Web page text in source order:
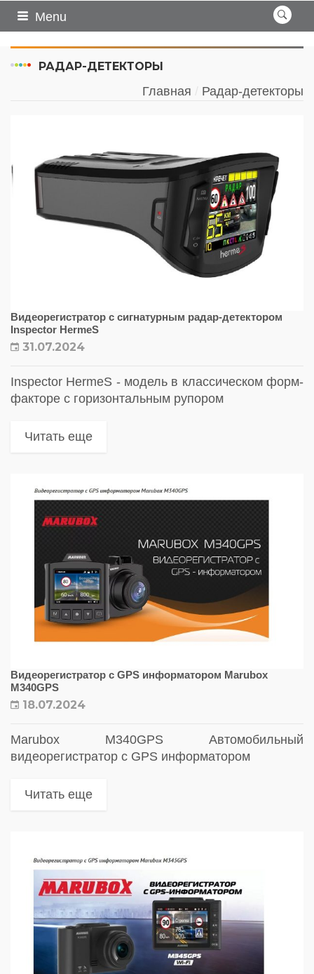
Menu
РАДАР-ДЕТЕКТОРЫ
Главная Радар-детекторы
Видеорегистратор с сигнатурным радар-детектором
Inspector HermeS
31.07.2024
Inspector HermeS - модель в классическом форм-
факторе с горизонтальным рупором
Читать еще
Видеорегистратор с GPS информатором Marubox
M340GPS
18.07.2024
Marubox M340GPS Автомобильный
видеорегистратор с GPS информатором
Читать еще